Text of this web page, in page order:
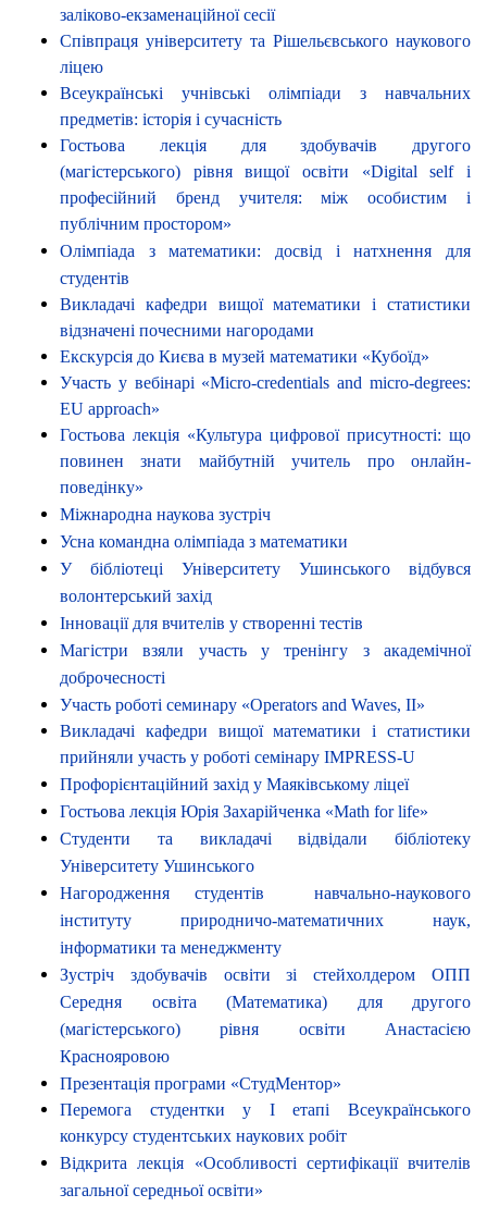
заліково-екзаменаційної сесії
Співпраця університету та Рішельєвського наукового
ліцею
Всеукраїнські учнівські олімпіади з навчальних
предметів: історія і сучасність
Гостьова лекція для здобувачів другого
(магістерського) рівня вищої освіти «Digital self і
професійний бренд учителя: між особистим і
публічним простором»
Олімпіада з математики: досвід і натхнення для
студентів
Викладачі кафедри вищої математики і статистики
відзначені почесними нагородами
Екскурсія до Києва в музей математики «Кубоїд»
Участь у вебінарі «Micro-credentials and micro-degrees:
EU approach»
Гостьова лекція «Культура цифрової присутності: що
повинен знати майбутній учитель про онлайн-
поведінку»
Міжнародна наукова зустріч
Усна командна олімпіада з математики
У бібліотеці Університету Ушинського відбувся
волонтерський захід
Інновації для вчителів у створенні тестів
Магістри взяли участь у тренінгу з академічної
доброчесності
Участь роботі семинару «Operators and Waves, II»
Викладачі кафедри вищої математики і статистики
прийняли участь у роботі семінару IMPRESS-U
Профорієнтаційний захід у Маяківському ліцеї
Гостьова лекція Юрія Захарійченка «Math for life»
Студенти та викладачі відвідали бібліотеку
Університету Ушинського
Нагородження студентів навчально-наукового
інституту природничо-математичних наук,
інформатики та менеджменту
Зустріч здобувачів освіти зі стейхолдером ОПП
Середня освіта (Математика) для другого
(магістерського) рівня освіти Анастасією
Краснояровою
Презентація програми «СтудМентор»
Перемога студентки у І етапі Всеукраїнського
конкурсу студентських наукових робіт
Відкрита лекція «Особливості сертифікації вчителів
загальної середньої освіти»